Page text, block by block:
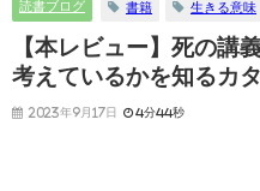
読書ブログ 書籍 生きる意味
【本レビュー】死の講
考えているかを知るカ
2023年9月17日 4分44秒